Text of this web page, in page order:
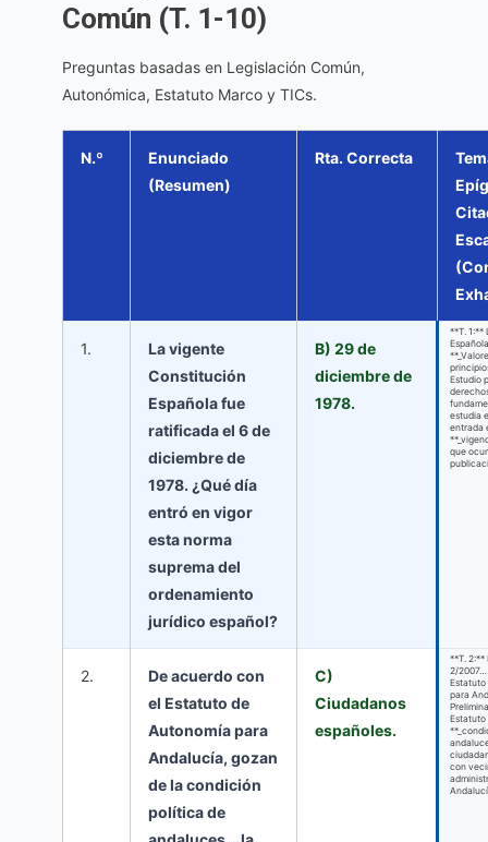
Común (T. 1-10)
Preguntas basadas en Legislación Común,
Autonómica, Estatuto Marco y TICs.
N.º
Enunciado
(Resumen)
Rta. Correcta
1.
La vigente
Constitución
Española fue
ratificada el 6 de
diciembre de
1978. ¿Qué día
entró en vigor
esta norma
suprema del
ordenamiento
jurídico español?
B) 29 de
diciembre de
1978.
**T. 1:**
Estudio
estudia
entrada
que
2.
De acuerdo con
el Estatuto de
Autonomía para
Andalucía, gozan
de la condición
política de
C)
Ciudadanos
españoles.
**T. 2:**
2/2007…
Estatuto
para
Estatuto
con